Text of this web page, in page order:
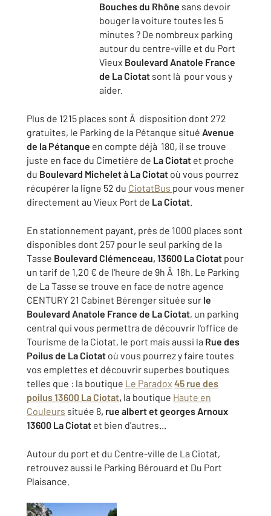
Bouches du Rhône sans devoir
bouger la voiture toutes les 5
minutes ? De nombreux parking
autour du centre-ville et du Port
Vieux Boulevard Anatole France
de La Ciotat sont là pour vous y
aider.
Plus de 1215 places sont Ã disposition dont 272
gratuites, le Parking de la Pétanque situé Avenue
de la Pétanque en compte déjà 180, il se trouve
juste en face du Cimetière de La Ciotat et proche
du Boulevard Michelet à La Ciotat où vous pourrez
récupérer la ligne 52 du CiotatBus pour vous mener
directement au Vieux Port de La Ciotat.
En stationnement payant, près de 1000 places sont
disponibles dont 257 pour le seul parking de la
Tasse Boulevard Clémenceau, 13600 La Ciotat pour
un tarif de 1,20 € de l'heure de 9h Ã 18h. Le Parking
de La Tasse se trouve en face de notre agence
CENTURY 21 Cabinet Bérenger située sur le
Boulevard Anatole France de La Ciotat, un parking
central qui vous permettra de découvrir l'office de
Tourisme de la Ciotat, le port mais aussi la Rue des
Poilus de La Ciotat où vous pourrez y faire toutes
vos emplettes et découvrir superbes boutiques
telles que : la boutique Le Paradox 45 rue des
poilus 13600 La Ciotat, la boutique Haute en
Couleurs située 8, rue albert et georges Arnoux
13600 La Ciotat et bien d'autres...
Autour du port et du Centre-ville de La Ciotat,
retrouvez aussi le Parking Bérouard et Du Port
Plaisance.